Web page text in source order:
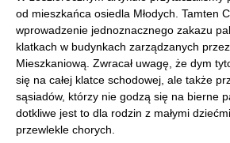
od mieszkańca osiedla Młodych. Tamten
wprowadzenie jednoznacznego zakazu
klatkach w budynkach zarządzanych
Mieszkaniową. Zwracał uwagę, że dym
się na całej klatce schodowej, ale także
sąsiadów, którzy nie godzą się na bierne
dotkliwe jest to dla rodzin z małymi
przewlekle chorych.